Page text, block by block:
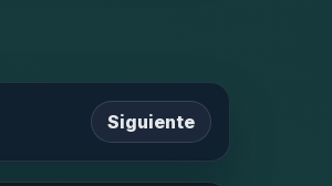
Siguiente